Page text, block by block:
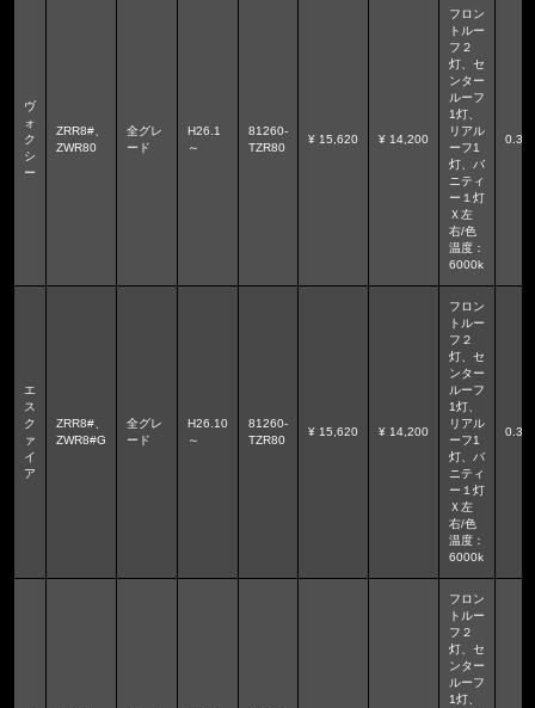
ヴ
ォ
ク
シ
ー
ZRR8#、
ZWR80
全グレ
ード
H26.1
～
81260-
TZR80
¥ 15,620 ¥ 14,200
フロン
トルー
フ２
灯、セ
ンター
ルーフ
1灯、
リアル
ーフ1
灯、バ
ニティ
ー１灯
Ｘ左
右/色
温度：
6000k
0.3
エ
ス
ク
ァ
イ
ア
ZRR8#、
ZWR8#G
全グレ
ード
H26.10
～
81260-
TZR80
¥ 15,620 ¥ 14,200
フロン
トルー
フ２
灯、セ
ンター
ルーフ
1灯、
リアル
ーフ1
灯、バ
ニティ
ー１灯
Ｘ左
右/色
温度：
6000k
0.3
フロン
トルー
フ２
灯、セ
ンター
ルーフ
1灯、